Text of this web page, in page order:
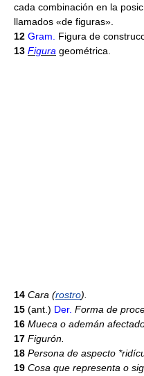
cada combinación en la
llamados «de figuras».
12 Gram.
Figura de
13 Figura geométrica.
14 Cara (rostro).
15 (ant.) Der. Forma de
16 Mueca o ademán
17 Figurón.
18 Persona de aspecto
19 Cosa que representa o